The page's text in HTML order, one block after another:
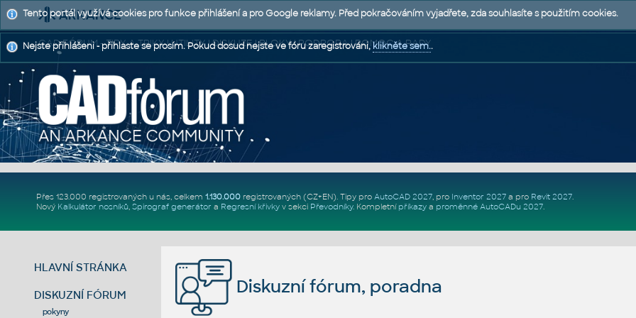
CAD FÓRUM - TIPY A TRIKY | UTILITY | DISKUZE | BLOKY | PODPORA | POMOC A RADY
Přes 123.000 registrovaných u nás, celkem 1.130.000registrovaných (CZ+EN). Tipy pro AutoCAD 2027, pro Inventor 2027a pro Revit 2027.
Nový Kalkulátor nosníků, Spirograf generátor a Regresní křivkyv sekci Převodníky. Kompletní příkazya proměnné AutoCADu 2027.
HLAVNÍ STRÁNKA
DISKUZNÍ FÓRUM
pokyny
Diskuzní fórum, poradna
Tento portál využívá cookies pro funkce přihlášení a pro Google reklamy. Před pokračováním vyjadřete, zda souhlasíte s použitím cookies.
Nejste přihlášeni - přihlaste se prosím. Pokud dosud nejste ve fóru zaregistrováni,klikněte sem..